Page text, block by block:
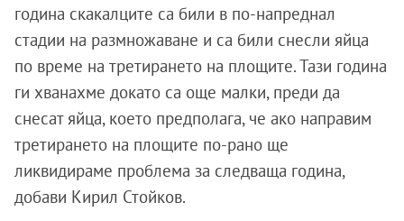
година скакалците са били в по-напреднал
стадии на размножаване и са били снесли яйца
по време на третирането на площите. Тази година
ги хванахме докато са още малки, преди да
снесат яйца, което предполага, че ако направим
третирането на площите по-рано ще
ликвидираме проблема за следваща година,
добави Кирил Стойков.